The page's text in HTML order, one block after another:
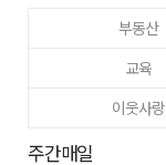
부동산
교육
이웃사랑
주간매일